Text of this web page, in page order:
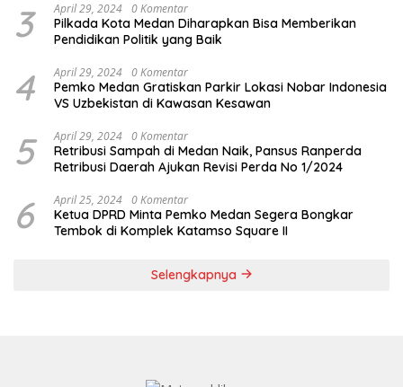
3 April 29, 2024 0 Komentar
Pilkada Kota Medan Diharapkan Bisa Memberikan
Pendidikan Politik yang Baik
4 April 29, 2024 0 Komentar
Pemko Medan Gratiskan Parkir Lokasi Nobar Indonesia
VS Uzbekistan di Kawasan Kesawan
5 April 29, 2024 0 Komentar
Retribusi Sampah di Medan Naik, Pansus Ranperda
Retribusi Daerah Ajukan Revisi Perda No 1/2024
6 April 25, 2024 0 Komentar
Ketua DPRD Minta Pemko Medan Segera Bongkar
Tembok di Komplek Katamso Square II
Selengkapnya